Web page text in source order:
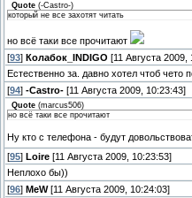
Quote (-Castro-)
который не все захотят читать
но всё таки все прочитают
[93] Колабок_INDIGO [11 Августа 2009,
Естественно за. давно хотел чтоб чето
[94] -Castro- [11 Августа 2009, 10:23:43]
Quote (marcus506)
но всё таки все прочитают
Ну кто с телефона - будут
[95] Loire [11 Августа 2009, 10:23:53]
Неплохо бы))
[96] MeW[11 Августа 2009, 10:24:03]